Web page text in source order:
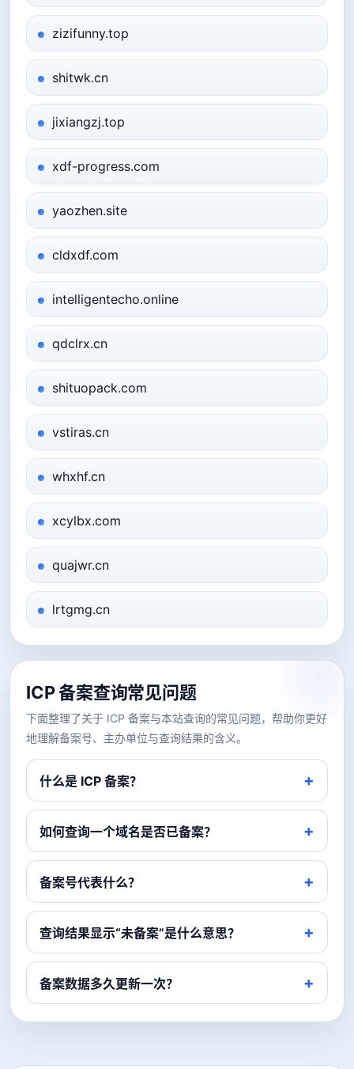
zizifunny.top
shitwk.cn
jixiangzj.top
xdf-progress.com
yaozhen.site
cldxdf.com
intelligentecho.online
qdclrx.cn
shituopack.com
vstiras.cn
whxhf.cn
xcylbx.com
quajwr.cn
lrtgmg.cn
ICP 备案查询常见问题
下面整理了关于 ICP 备案与本站查询的常见问题，帮助你更好
地理解备案号、主办单位与查询结果的含义。
什么是 ICP 备案？
如何查询一个域名是否已备案？
备案号代表什么？
查询结果显示“未备案”是什么意思？
备案数据多久更新一次？